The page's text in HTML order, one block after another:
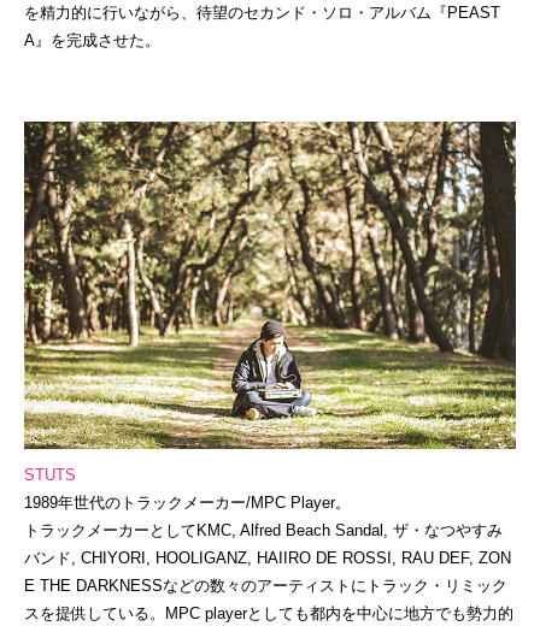
を精力的に行いながら、待望のセカンド・ソロ・アルバム『PEAST
A』を完成させた。
STUTS
1989年世代のトラックメーカー/MPC Player。
トラックメーカーとしてKMC, Alfred Beach Sandal, ザ・なつやすみ
バンド, CHIYORI, HOOLIGANZ, HAIIRO DE ROSSI, RAU DEF, ZON
E THE DARKNESSなどの数々のアーティストにトラック・リミック
スを提供している。MPC playerとしても都内を中心に地方でも勢力的